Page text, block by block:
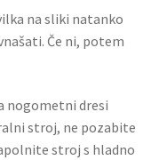
na sliki natanko
Če ni, potem
nogometni dresi
stroj, ne pozabite
stroj s hladno